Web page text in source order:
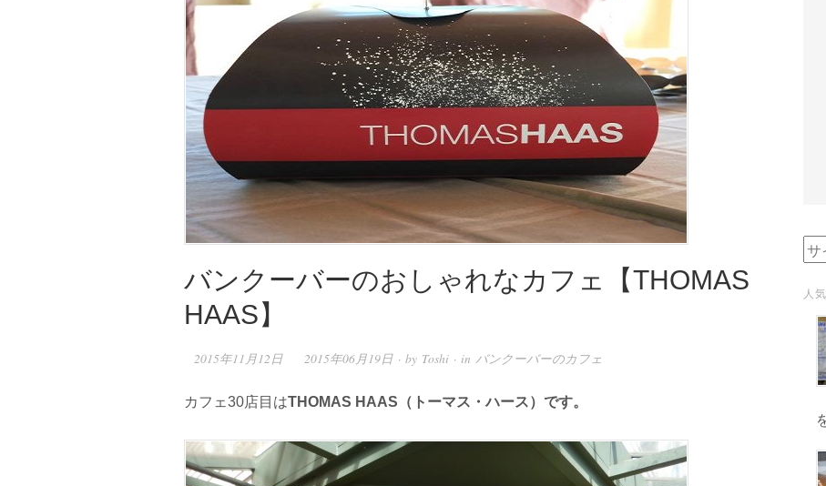
バンクーバーのおしゃれなカフェ【THOMAS
HAAS】
2015年11月12日 2015年06月19日 · by Toshi · in バンクーバーのカフェ
カフェ30店目はTHOMAS HAAS（トーマス・ハース）です。
検
人